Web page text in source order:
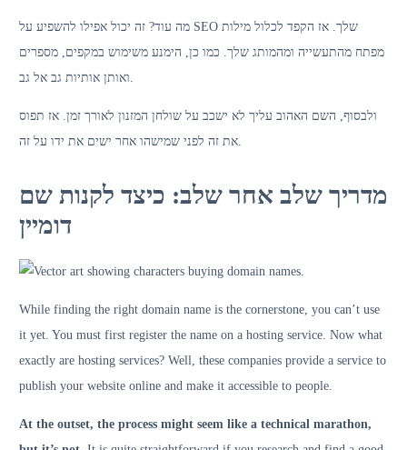
מה עוד? זה יכול אפילו להשפיע על SEO שלך. אז הקפד לכלול מילות
מפתח מהתעשייה ומהמותג שלך. כמו כן, הימנע משימוש במקפים, מספרים
ואותן אותיות גב אל גב.
ולבסוף, השם האהוב עליך לא ישכב על שולחן המזנון לאורך זמן. אז תפוס
את זה לפני שמישהו אחר ישים את ידו על זה.
מדריך שלב אחר שלב: כיצד לקנות שם
דומיין
While finding the right domain name is the cornerstone, you can’t use
it yet. You must first register the name on a hosting service. Now what
exactly are hosting services? Well, these companies provide a service to
publish your website online and make it accessible to people.
At the outset, the process might seem like a technical marathon,